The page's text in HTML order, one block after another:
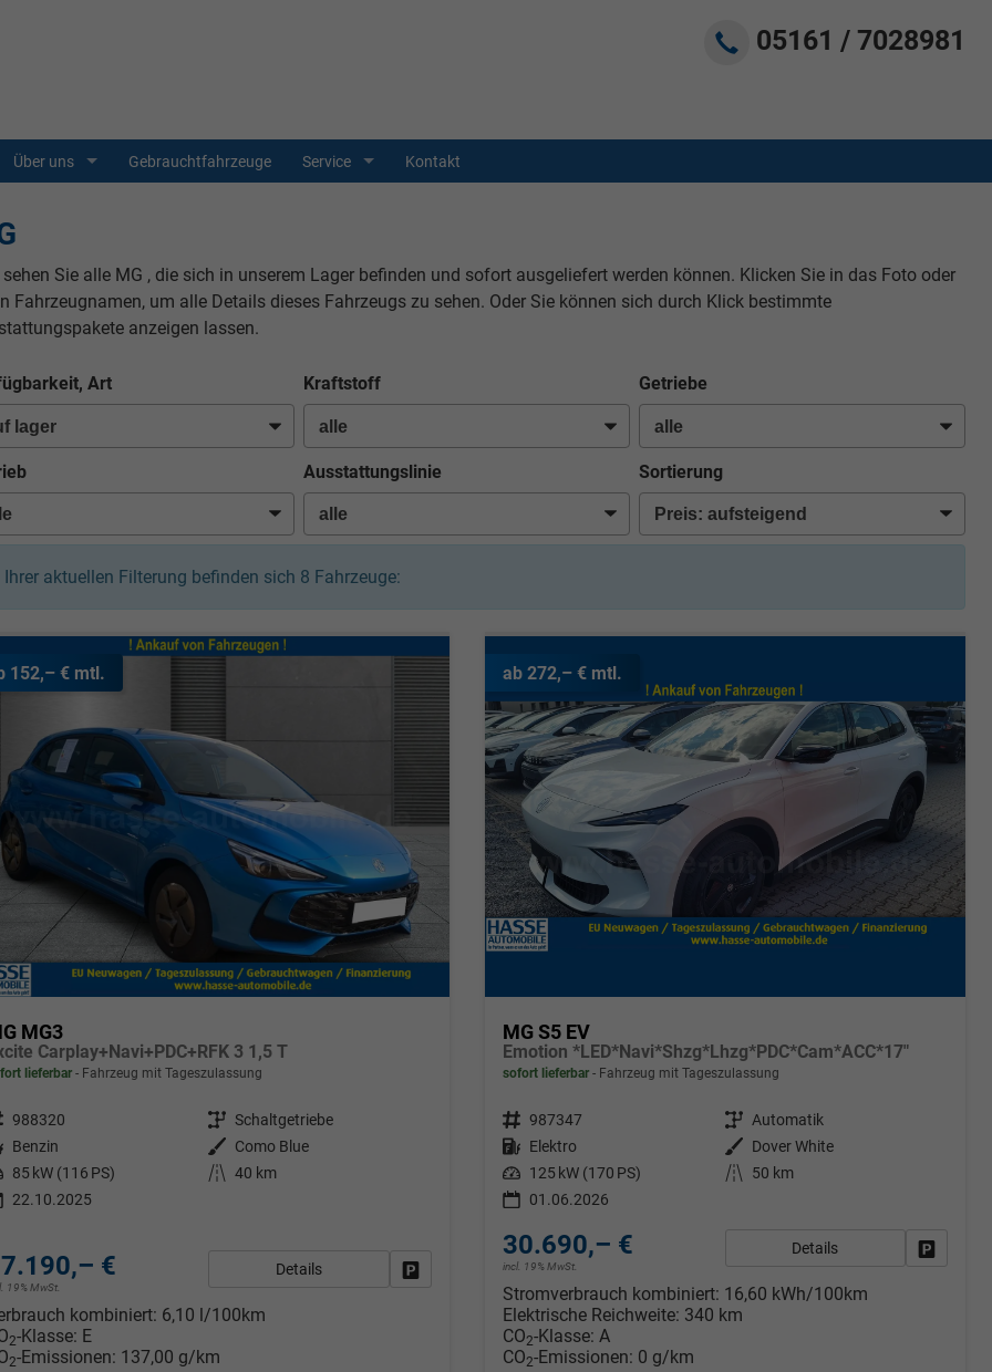
05161 / 7028981
Über uns Gebrauchtfahrzeuge Service Kontakt
sehen Sie alle MG , die sich in unserem Lager befinden und sofort ausgeliefert werden können. Klicken Sie in das Foto oder
Fahrzeugnamen, um alle Details dieses Fahrzeugs zu sehen. Oder Sie können sich durch Klick bestimmte
anzeigen lassen.
Art Kraftstoff Getriebe
Ausstattungslinie Sortierung
Ihrer aktuellen Filterung befinden sich 8 Fahrzeuge:
152,– € mtl.
MG3
Carplay+Navi+PDC+RFK 3 1,5 T
lieferbar Fahrzeug mit Tageszulassung
988320 Getriebe Schaltgetriebe
Benzin Außenfarbe
Como Blue
85 kW (116 PS) Kilometerstand 40 km
22.10.2025
€
19% MwSt.
Details Fahrzeug parken
kombiniert: 6,10 l/100km
2-Klasse: E
2-Emissionen: 137,00 g/km
ab 272,– € mtl.
MG S5 EV
Emotion *LED*Navi*Shzg*Lhzg*PDC*Cam*ACC*17"
sofort lieferbar Fahrzeug mit Tageszulassung
Fahrzeugnr. 987347 Getriebe Automatik
Kraftstoff Elektro Außenfarbe
Dover White
Leistung 125 kW (170 PS) Kilometerstand
50 km
01.06.2026
30.690,– €
incl. 19% MwSt.
Details
Stromverbrauch kombiniert: 16,60 kWh/100km
Elektrische Reichweite: 340 km
CO2-Klasse: A
CO2-Emissionen: 0 g/km